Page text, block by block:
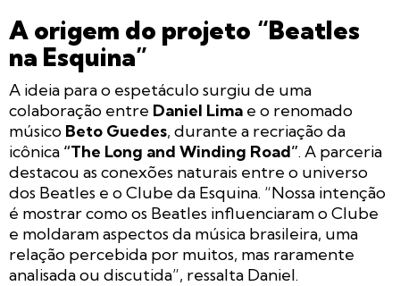
A origem do projeto “Beatles
na Esquina”
A ideia para o espetáculo surgiu de uma
colaboração entre Daniel Lima e o renomado
músico Beto Guedes, durante a recriação da
icônica “The Long and Winding Road”. A parceria
destacou as conexões naturais entre o universo
dos Beatles e o Clube da Esquina. “Nossa intenção
é mostrar como os Beatles influenciaram o Clube
e moldaram aspectos da música brasileira, uma
relação percebida por muitos, mas raramente
analisada ou discutida”, ressalta Daniel.